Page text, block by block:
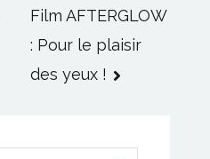
Film AFTERGLOW
: Pour le plaisir
des yeux !